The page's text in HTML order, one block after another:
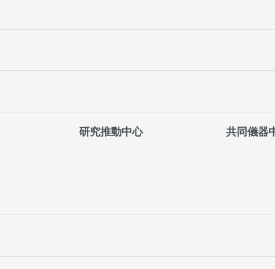
研究推動中心 共同儀器